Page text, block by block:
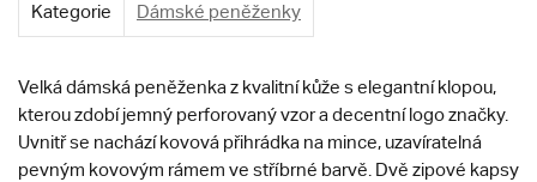
Kategorie Dámské peněženky
Velká dámská peněženka z kvalitní kůže s elegantní klopou,
kterou zdobí jemný perforovaný vzor a decentní logo značky.
Uvnitř se nachází kovová přihrádka na mince, uzavíratelná
pevným kovovým rámem ve stříbrné barvě. Dvě zipové kapsy